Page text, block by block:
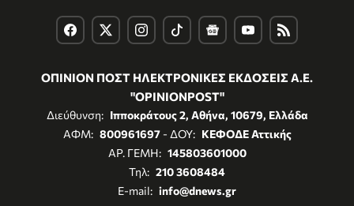
ΟΠΙΝΙΟΝ ΠΟΣΤ ΗΛΕΚΤΡΟΝΙΚΕΣ ΕΚΔΟΣΕΙΣ Α.Ε.
"OPINIONPOST"
Διεύθυνση: Ιπποκράτους 2, Αθήνα, 10679, Ελλάδα
ΑΦΜ: 800961697- ΔΟΥ: ΚΕΦΟΔΕ Αττικής
ΑΡ. ΓΕΜΗ: 145803601000
Τηλ: 210 3608484
E-mail: info@dnews.gr